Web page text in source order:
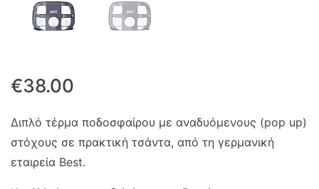
€38.00
Διπλό τέρμα ποδοσφαίρου με αναδυόμενους (pop up)
στόχους σε πρακτική τσάντα, από τη γερμανική
εταιρεία Best.